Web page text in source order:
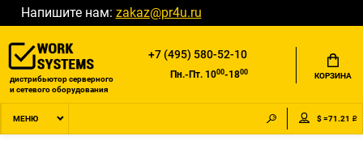
Напишите нам: zakaz@pr4u.ru
дистрибьютор серверного
и сетевого оборудования
+7 (495) 580-52-10
Пн.-Пт. 1000-1800 КОРЗИНА
МЕНЮ $ =71.21 ₽